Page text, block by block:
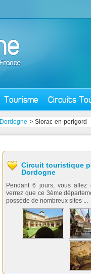
Tourisme Circuits
Dordogne > Siorac-en-perigord
Circuit touristique
Dordogne
Pendant 6 jours, vous allez
verrez que ce 3ème
possède de nombreux sites ...